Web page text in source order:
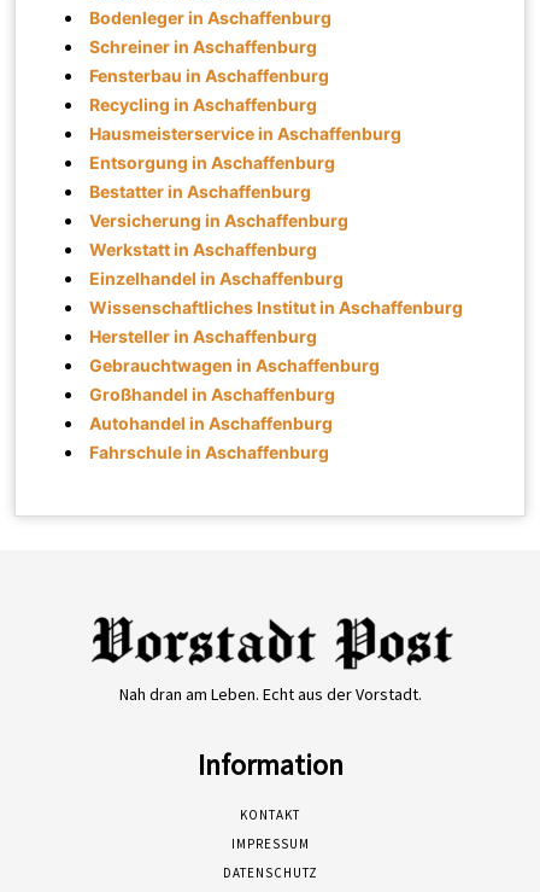
Bodenleger in Aschaffenburg
Schreiner in Aschaffenburg
Fensterbau in Aschaffenburg
Recycling in Aschaffenburg
Hausmeisterservice in Aschaffenburg
Entsorgung in Aschaffenburg
Bestatter in Aschaffenburg
Versicherung in Aschaffenburg
Werkstatt in Aschaffenburg
Einzelhandel in Aschaffenburg
Wissenschaftliches Institut in Aschaffenburg
Hersteller in Aschaffenburg
Gebrauchtwagen in Aschaffenburg
Großhandel in Aschaffenburg
Autohandel in Aschaffenburg
Fahrschule in Aschaffenburg
Nah dran am Leben. Echt aus der Vorstadt.
Information
KONTAKT
IMPRESSUM
DATENSCHUTZ